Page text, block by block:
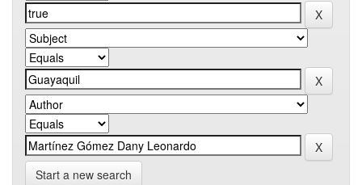
Start a new search